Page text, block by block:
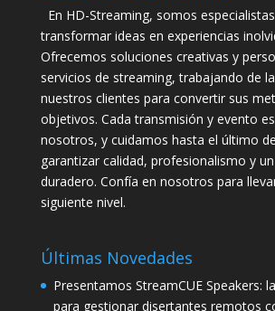
En HD-Streaming, somos
transformar ideas en experiencias
Ofrecemos soluciones creativas y
servicios de streaming, trabajando de
nuestros clientes para convertir sus
objetivos. Cada transmisión y evento
nosotros, y cuidamos hasta el último
garantizar calidad, profesionalismo y
duradero. Confía en nosotros para
siguiente nivel.
Últimas Novedades
Presentamos StreamCUE Speakers:
para gestionar disertantes remotos